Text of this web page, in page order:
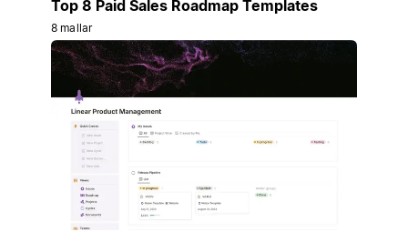
Top 8 Paid Sales Roadmap Templates
8 mallar